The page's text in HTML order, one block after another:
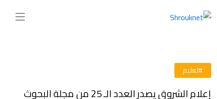
#تعليم
إعلام الشروق يصدر العدد الـ 25 من مجلة البحوث